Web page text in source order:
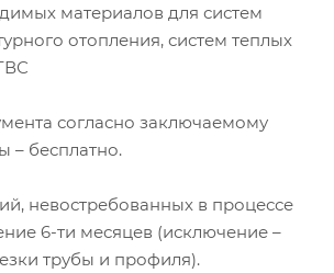
материалов для систем
отопления, систем теплых
согласно заключаемому
– бесплатно.
невостребованных в процессе
6-ти месяцев (исключение –
трубы и профиля).